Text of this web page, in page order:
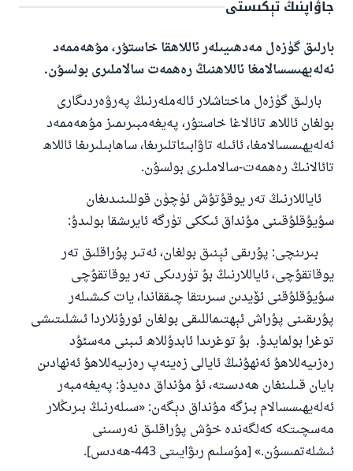
جاۋاپنىڭ تېكىستى
بارلىق گۈزەل مەدھىيىلەر ئاللاھقا خاستۇر، مۇھەممەد
ئەلەيھىسسالامغا ئاللاھنىڭ رەھمەت سالاملىرى بولسۇن.
بارلىق گۈزەل ماختاشلار ئالەملەرنىڭ پەرۋەردىگارى
بولغان ئاللاھ تائالاغا خاستۇر، پەيغەمبىرىمىز مۇھەممەد
ئەلەيھىسسالامغا، ئائىلە تاۋابىئاتلىرىغا، ساھابىلىرىغا ئاللاھ
تائالانىڭ رەھمەت-سالاملىرى بولسۇن.
ئاياللارنىڭ تەر يوقۇتۇش ئۈچۈن قوللىنىدىغان
سۇيۇقلۇقىنى مۇنداق ئىككى تۈرگە ئايرىشقا بولىدۇ:
بىرىنچى: پۇرىقى ئېنىق بولغان، ئەتىر پۇراقلىق تەر
يوقاتقۇچى، ئاياللارنىڭ بۇ تۈردىكى تەر يوقاتقۇچى
سۇيۇقلۇقنى ئۆيدىن سىرىتقا چىققاندا، يات كىشىلەر
پۇرىقىنى پۇراش ئېھتىماللىقى بولغان ئورۇنلاردا ئىشلىتىشى
توغرا بولمايدۇ. بۇ توغرىدا ئابدۇللاھ ئىبنى مەسئۇد
رەزىيەللاھۇ ئەنھۇنىڭ ئايالى زەينەپ رەزىيەللاھۇ ئەنھادىن
بايان قىلىنغان ھەدىستە، ئۇ مۇنداق دەيدۇ: پەيغەمبەر
ئەلەيھىسسالام بىزگە مۇنداق دېگەن: «سىلەرنىڭ بىرىڭلار
مەسچىتكە كەلگەندە خۇش پۇراقلىق نەرسىنى
ئىشلەتمىسۇن.» [مۇسلىم رىۋايىتى 443-ھەدىس].